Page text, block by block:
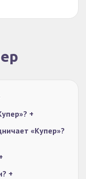
+
«Купер»?
+